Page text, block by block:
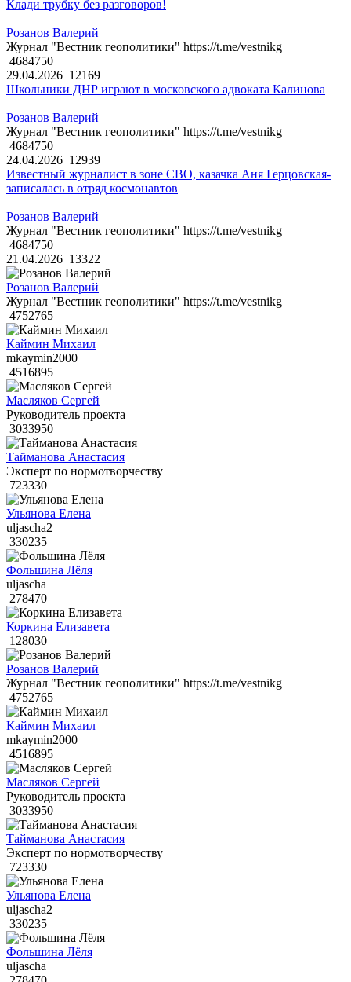
Клади трубку без разговоров!
Розанов Валерий
Журнал "Вестник геополитики" https://t.me/vestnikg
4684750
29.04.2026 12169
Школьники ДНР играют в московского адвоката Калинова
Розанов Валерий
Журнал "Вестник геополитики" https://t.me/vestnikg
4684750
24.04.2026 12939
Известный журналист в зоне СВО, казачка Аня Герцовская-
записалась в отряд космонавтов
Розанов Валерий
Журнал "Вестник геополитики" https://t.me/vestnikg
4684750
21.04.2026 13322
Розанов Валерий
Журнал "Вестник геополитики" https://t.me/vestnikg
4752765
Каймин Михаил
mkaymin2000
4516895
Масляков Сергей
Руководитель проекта
3033950
Тайманова Анастасия
Эксперт по нормотворчеству
723330
Ульянова Елена
uljascha2
330235
Фольшина Лёля
uljascha
278470
Коркина Елизавета
128030
Розанов Валерий
Журнал "Вестник геополитики" https://t.me/vestnikg
4752765
Каймин Михаил
mkaymin2000
4516895
Масляков Сергей
Руководитель проекта
3033950
Тайманова Анастасия
Эксперт по нормотворчеству
723330
Ульянова Елена
uljascha2
330235
Фольшина Лёля
uljascha